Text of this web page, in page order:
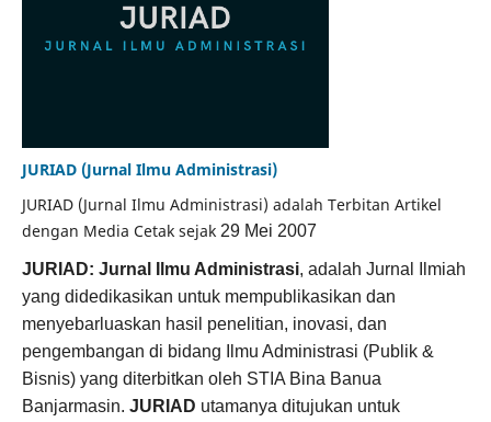
JURIAD (Jurnal Ilmu Administrasi)
JURIAD (Jurnal Ilmu Administrasi) adalah Terbitan Artikel
dengan Media Cetak sejak 29 Mei 2007
JURIAD: Jurnal Ilmu Administrasi, adalah Jurnal Ilmiah
yang didedikasikan untuk mempublikasikan dan
menyebarluaskan hasil penelitian, inovasi, dan
pengembangan di bidang Ilmu Administrasi (Publik &
Bisnis) yang diterbitkan oleh STIA Bina Banua
Banjarmasin. JURIAD utamanya ditujukan untuk